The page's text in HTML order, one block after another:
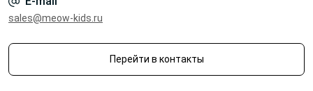
sales@meow-kids.ru
Перейти в контакты